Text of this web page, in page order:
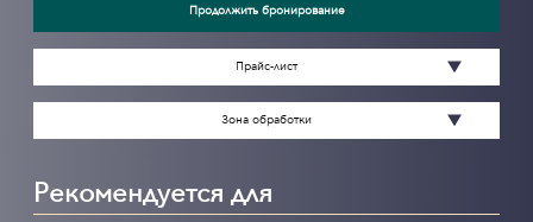
Продолжить бронирование
Прайс-лист
Зона обработки
Рекомендуется для